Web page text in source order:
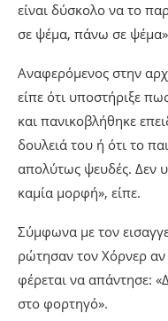
είναι δύσκολο να το
σε ψέμα, πάνω σε
Αναφερόμενος στην
είπε ότι υποστήριξε
και πανικοβλήθηκε
δουλειά του ή ότι το
απολύτως ψευδές. Δεν
καμία μορφή», είπε.
Σύμφωνα με τον
ρώτησαν τον Χόρνερ αν
φέρεται να απάντησε:
στο φορτηγό».